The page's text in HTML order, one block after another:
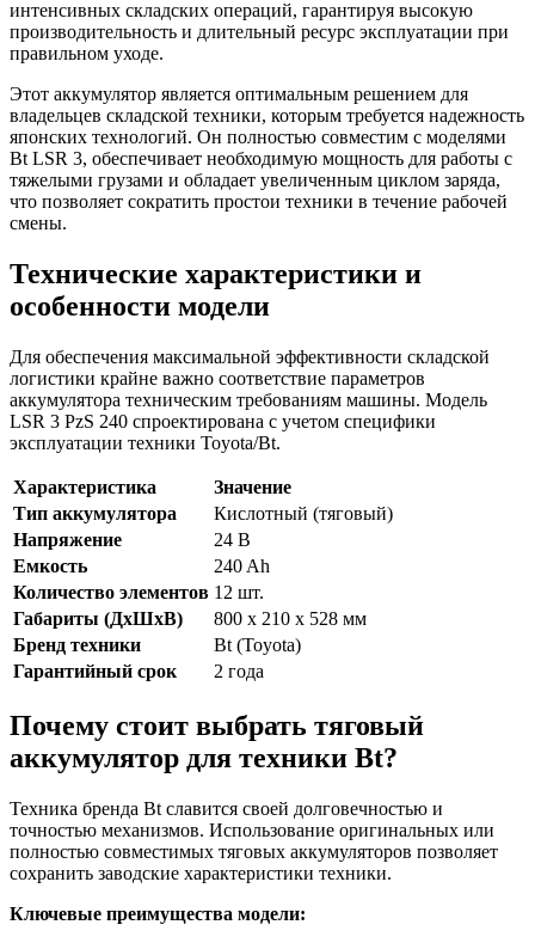
интенсивных складских операций, гарантируя высокую
производительность и длительный ресурс эксплуатации при
правильном уходе.
Этот аккумулятор является оптимальным решением для
владельцев складской техники, которым требуется надежность
японских технологий. Он полностью совместим с моделями
Bt LSR 3, обеспечивает необходимую мощность для работы с
тяжелыми грузами и обладает увеличенным циклом заряда,
что позволяет сократить простои техники в течение рабочей
смены.
Технические характеристики и
особенности модели
Для обеспечения максимальной эффективности складской
логистики крайне важно соответствие параметров
аккумулятора техническим требованиям машины. Модель
LSR 3 PzS 240 спроектирована с учетом специфики
эксплуатации техники Toyota/Bt.
Характеристика
Значение
Тип аккумулятора
Кислотный (тяговый)
Напряжение
24 В
Емкость
240 Ah
Количество элементов 12 шт.
Габариты (ДхШхВ)
800 x 210 x 528 мм
Бренд техники
Bt (Toyota)
Гарантийный срок
2 года
Почему стоит выбрать тяговый
аккумулятор для техники Bt?
Техника бренда Bt славится своей долговечностью и
точностью механизмов. Использование оригинальных или
полностью совместимых тяговых аккумуляторов позволяет
сохранить заводские характеристики техники.
Ключевые преимущества модели: